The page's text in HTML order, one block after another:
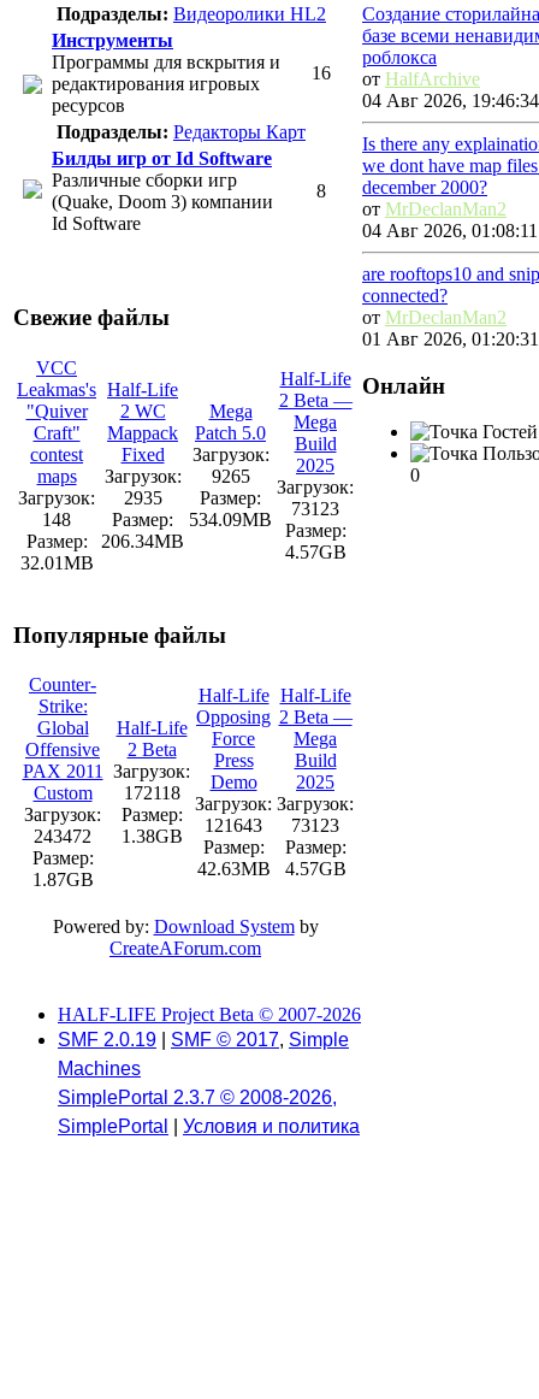
Подразделы: Видеоролики HL2
Инструменты
Программы для вскрытия и
редактирования игровых
ресурсов
16
Подразделы: Редакторы Карт
Билды игр от Id Software
Различные сборки игр
(Quake, Doom 3) компании
Id Software
8
Свежие файлы
VCC
Leakmas's
"Quiver
Craft"
contest
maps
Загрузок:
148
Размер:
32.01MB
Half-Life
2 WC
Mappack
Fixed
Загрузок:
2935
Размер:
206.34MB
Mega
Patch 5.0
Загрузок:
9265
Размер:
534.09MB
Half-Life
2 Beta —
Mega
Build
2025
Загрузок:
73123
Размер:
4.57GB
Популярные файлы
Counter-
Strike:
Global
Offensive
PAX 2011
Custom
Загрузок:
243472
Размер:
1.87GB
Half-Life
2 Beta
Загрузок:
172118
Размер:
1.38GB
Half-Life
Opposing
Force
Press
Demo
Загрузок:
121643
Размер:
42.63MB
Half-Life
2 Beta —
Mega
Build
2025
Загрузок:
73123
Размер:
4.57GB
Powered by: Download Systemby
CreateAForum.com
Создание
базе всеми
роблокса
от HalfArchive
04 Авг 2026, 19:46:34
Is there any
we dont have map
december 2000?
от MrDeclanMan2
04 Авг 2026, 01:08:11
are rooftops10 and
connected?
от MrDeclanMan2
01 Авг 2026, 01:20:31
Онлайн
0
HALF-LIFE Project Beta © 2007-2026
SMF 2.0.19
SMF © 2017, Simple
Machines
SimplePortal 2.3.7 © 2008-2026,
SimplePortal
Условия и политика